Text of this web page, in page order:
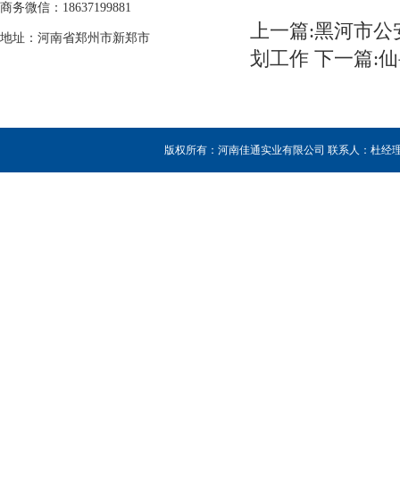
商务微信：18637199881
地址：河南省郑州市新郑市
上一篇:黑河市公
划工作 下一篇:
版权所有：河南佳通实业有限公司 联系人：杜经